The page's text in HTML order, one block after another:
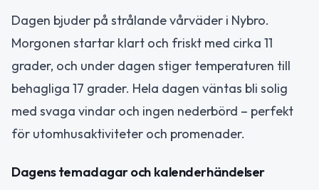
Dagen bjuder på strålande vårväder i Nybro.
Morgonen startar klart och friskt med cirka 11
grader, och under dagen stiger temperaturen till
behagliga 17 grader. Hela dagen väntas bli solig
med svaga vindar och ingen nederbörd – perfekt
för utomhusaktiviteter och promenader.
Dagens temadagar och kalenderhändelser